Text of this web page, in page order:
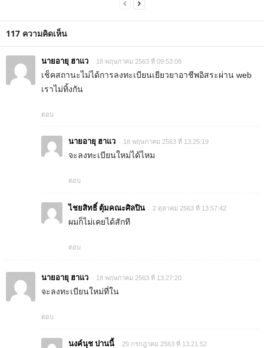
117 ความคิดเห็น
นายอายุ ฮาแว 18 พฤษภาคม 2563 ที่ 09:53:08
เช็คสถานะไม่ได้การลงทะเบียนเยียวยาอาชีพอิสระผ่าน web
เราไม่ทิ้งกัน
ตอบ
นายอายุ ฮาแว 18 พฤษภาคม 2563 ที่ 13:25:19
จะลงทะเบียนใหม่ได้ไหม
ตอบ
ไชยสิทธิ์ ตุ้มคณะศิลปิน 2 ตุลาคม 2563 ที่ 13:57:42
ผมก็ไม่เคยได้สักที
ตอบ
นายอายุ ฮาแว 18 พฤษภาคม 2563 ที่ 13:27:20
จะลงทะเบียนใหม่ที่ใน
ตอบ
นงค์นุช​ ปานนี้ 29 กรกฎาคม 2563 ที่ 13:21:52